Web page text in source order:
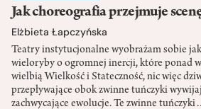
Jak choreografia przejmuje
Elżbieta Łapczyńska
Teatry instytucjonalne wyobrażam sobie
wieloryby o ogromnej inercji, które ponad
wielbią Wielkość i Stateczność, nic więc
przepływające obok zwinne tuńczyki
zachwycające ewolucje. Te zwinne